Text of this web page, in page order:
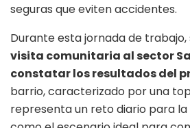
seguras que eviten accidentes.
Durante esta jornada de trabajo,
visita comunitaria al sector
constatar los resultados del
barrio, caracterizado por una
representa un reto diario para la